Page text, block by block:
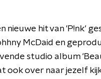
nieuwe hit van 'P!nk'
McDaid en
studio album
ook over naar jezelf